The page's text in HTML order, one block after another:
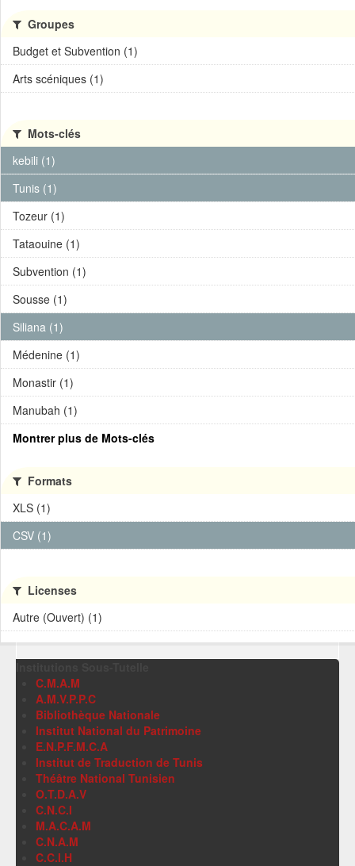
Groupes
Budget et Subvention (1)
Arts scéniques (1)
Mots-clés
kebili (1)
Tunis (1)
Tozeur (1)
Tataouine (1)
Subvention (1)
Sousse (1)
Siliana (1)
Médenine (1)
Monastir (1)
Manubah (1)
Montrer plus de Mots-clés
Formats
XLS (1)
CSV (1)
Licenses
Autre (Ouvert) (1)
C.M.A.M
A.M.V.P.P.C
Bibliothèque Nationale
Institut National du Patrimoine
E.N.P.F.M.C.A
Institut de Traduction de Tunis
Théâtre National Tunisien
O.T.D.A.V
C.N.C.I
M.A.C.A.M
C.N.A.M
C.C.I.H